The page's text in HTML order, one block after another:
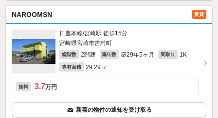
NAROOMSN 賃貸
日豊本線/宮崎駅 徒歩15分
宮崎県宮崎市吉村町
総階数 2階建 築年数 築29年5ヶ月 間取り 1K
専有面積 29.29㎡
賃料 3.7万円
新着の物件の通知を受け取る